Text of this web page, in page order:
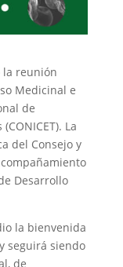
la reunión
Medicinal e
de
La
del Consejo y
Desarrollo
la bienvenida
seguirá siendo
de